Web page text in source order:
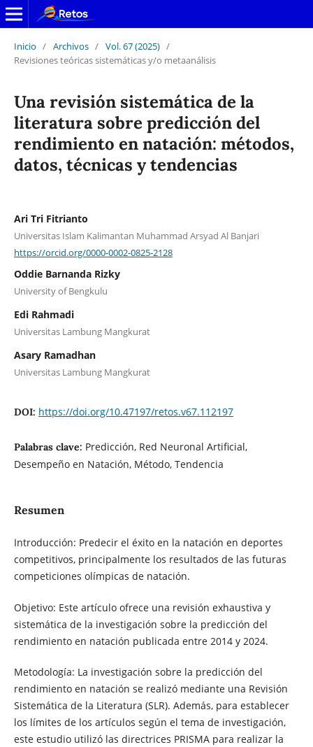
Inicio / Archivos / Vol. 67 (2025) /
Revisiones teóricas sistemáticas y/o metaanálisis
Una revisión sistemática de la
literatura sobre predicción del
rendimiento en natación: métodos,
datos, técnicas y tendencias
Ari Tri Fitrianto
Universitas Islam Kalimantan Muhammad Arsyad Al Banjari
https://orcid.org/0000-0002-0825-2128
Oddie Barnanda Rizky
University of Bengkulu
Edi Rahmadi
Universitas Lambung Mangkurat
Asary Ramadhan
Universitas Lambung Mangkurat
DOI: https://doi.org/10.47197/retos.v67.112197
Palabras clave: Predicción, Red Neuronal Artificial,
Desempeño en Natación, Método, Tendencia
Resumen
Introducción: Predecir el éxito en la natación en deportes
competitivos, principalmente los resultados de las futuras
competiciones olímpicas de natación.
Objetivo: Este artículo ofrece una revisión exhaustiva y
sistemática de la investigación sobre la predicción del
rendimiento en natación publicada entre 2014 y 2024.
Metodología: La investigación sobre la predicción del
rendimiento en natación se realizó mediante una Revisión
Sistemática de la Literatura (SLR). Además, para establecer
los límites de los artículos según el tema de investigación,
este estudio utilizó las directrices PRISMA para realizar la